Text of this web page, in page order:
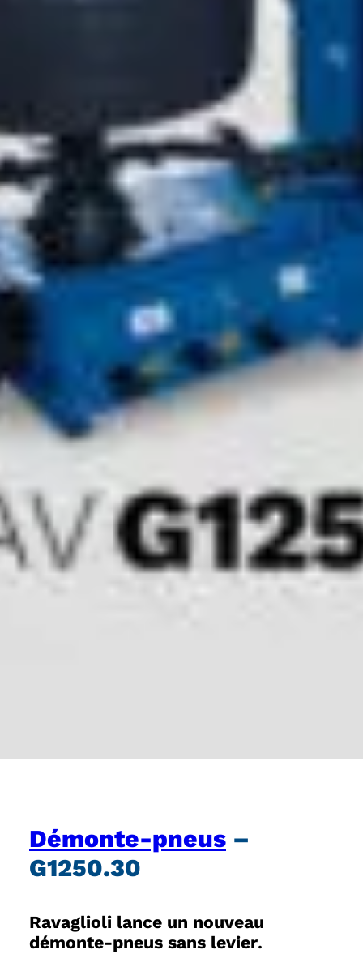
Démonte-pneus –
G1250.30
Ravaglioli lance un nouveau
démonte-pneus sans levier.
Choisissez votre langue
ACCEPTER